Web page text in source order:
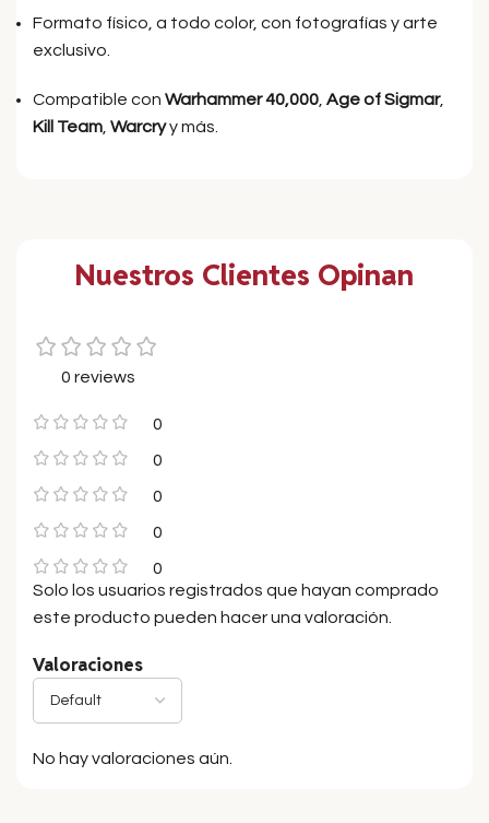
Formato físico, a todo color, con fotografías y arte
exclusivo.
Compatible con Warhammer 40,000 Age of Sigmar,
Kill Team Warcryy más.
Nuestros Clientes Opinan
0 reviews
0
0
0
0
0
Valoraciones
No hay valoraciones aún.
Solo los usuarios registrados que hayan comprado
este producto pueden hacer una valoración.